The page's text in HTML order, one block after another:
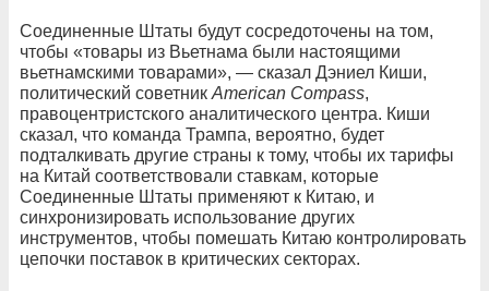
Соединенные Штаты будут сосредоточены на том,
чтобы «товары из Вьетнама были настоящими
вьетнамскими товарами», — сказал Дэниел Киши,
политический советникAmerican Compass,
правоцентристского аналитического центра. Киши
сказал, что команда Трампа, вероятно, будет
подталкивать другие страны к тому, чтобы их тарифы
на Китай соответствовали ставкам, которые
Соединенные Штаты применяют к Китаю, и
синхронизировать использование других
инструментов, чтобы помешать Китаю контролировать
цепочки поставок в критических секторах.